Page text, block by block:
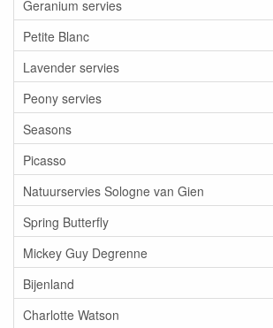
Geranium servies
Petite Blanc
Lavender servies
Peony servies
Seasons
Picasso
Natuurservies Sologne van Gien
Spring Butterfly
Mickey Guy Degrenne
Bijenland
Charlotte Watson